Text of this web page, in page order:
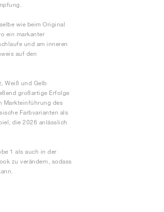
wie beim Original
ein markanter
und am inneren
auf den
Weiß und Gelb
großartige Erfolge
Markteinführung des
Farbvarianten als
die 2026 anlässlich
1 als auch in der
zu verändern, sodass